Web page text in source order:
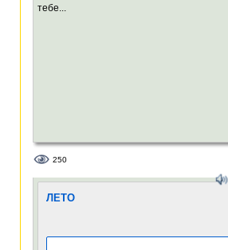
тебе...
250
ЛЕТО